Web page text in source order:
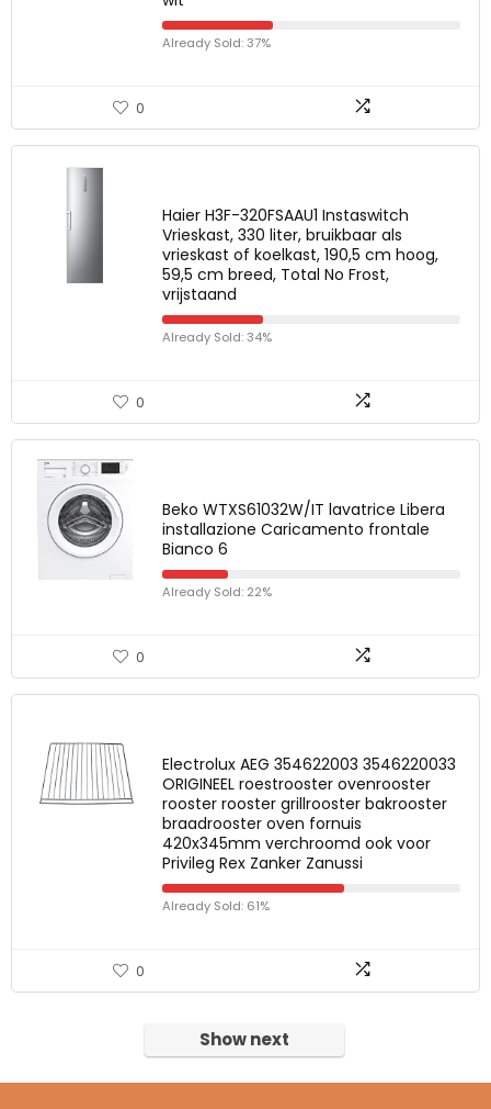
Already Sold: 37%
0
Haier H3F-320FSAAU1 Instaswitch
Vrieskast, 330 liter, bruikbaar als
vrieskast of koelkast, 190,5 cm hoog,
59,5 cm breed, Total No Frost,
vrijstaand
Already Sold: 34%
0
Beko WTXS61032W/IT lavatrice Libera
installazione Caricamento frontale
Bianco 6
Already Sold: 22%
0
Electrolux AEG 354622003 3546220033
ORIGINEEL roestrooster ovenrooster
rooster rooster grillrooster bakrooster
braadrooster oven fornuis
420x345mm verchroomd ook voor
Privileg Rex Zanker Zanussi
Already Sold: 61%
0
Show next